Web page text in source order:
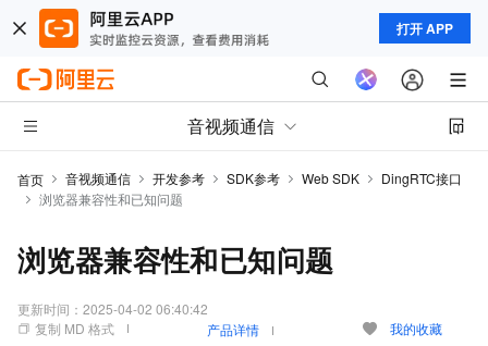
打开 APP
音视频通信
首页 音视频通信 开发参考 SDK参考 Web SDK
DingRTC接口
浏览器兼容性和已知问题
浏览器兼容性和已知问题
更新时间： 2025-04-02 06:40:42
复制 MD 格式
产品详情 我的收藏